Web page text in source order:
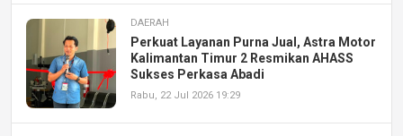
DAERAH
Perkuat Layanan Purna Jual, Astra Motor
Kalimantan Timur 2 Resmikan AHASS
Sukses Perkasa Abadi
Rabu, 22 Jul 2026 19:29